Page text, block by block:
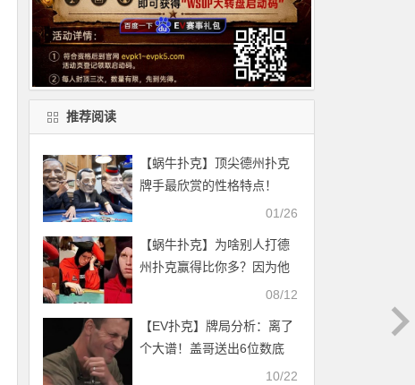
推荐阅读
【蜗牛扑克】顶尖德州扑克
牌手最欣赏的性格特点！
01/26
【蜗牛扑克】为啥别人打德
州扑克赢得比你多？因为他
08/12
【EV扑克】牌局分析：离了
个大谱！盖哥送出6位数底
10/22